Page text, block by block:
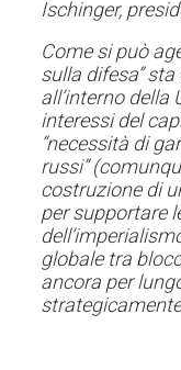
Ischinger,
Come si può
sulla difesa”
all’interno della
interessi del
“necessità di
russi”
costruzione di
per supportare
globale tra
ancora per